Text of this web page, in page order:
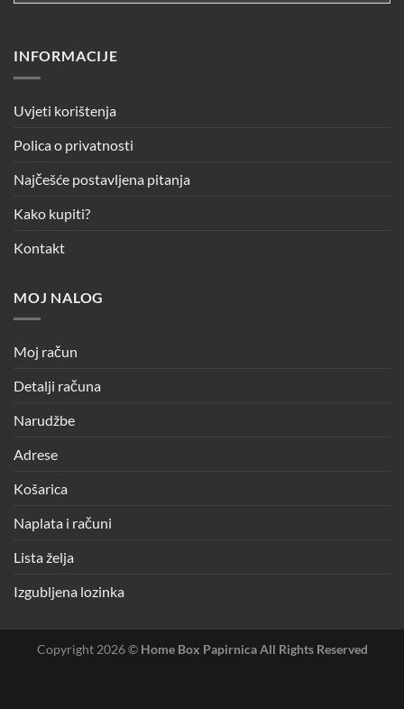
INFORMACIJE
Uvjeti korištenja
Polica o privatnosti
Najčešće postavljena pitanja
Kako kupiti?
Kontakt
MOJ NALOG
Moj račun
Detalji računa
Narudžbe
Adrese
Košarica
Naplata i računi
Lista želja
Izgubljena lozinka
Copyright 2026 © Home Box Papirnica All Rights Reserved